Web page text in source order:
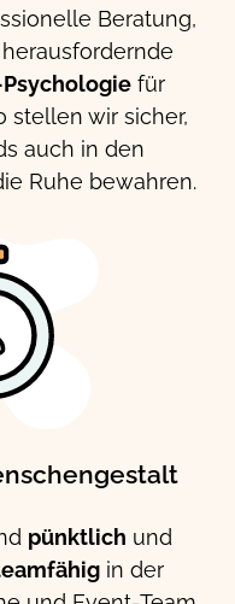
Beratung,
für
stellen wir sicher,
auch in den
Ruhe bewahren.
pünktlich und
in der